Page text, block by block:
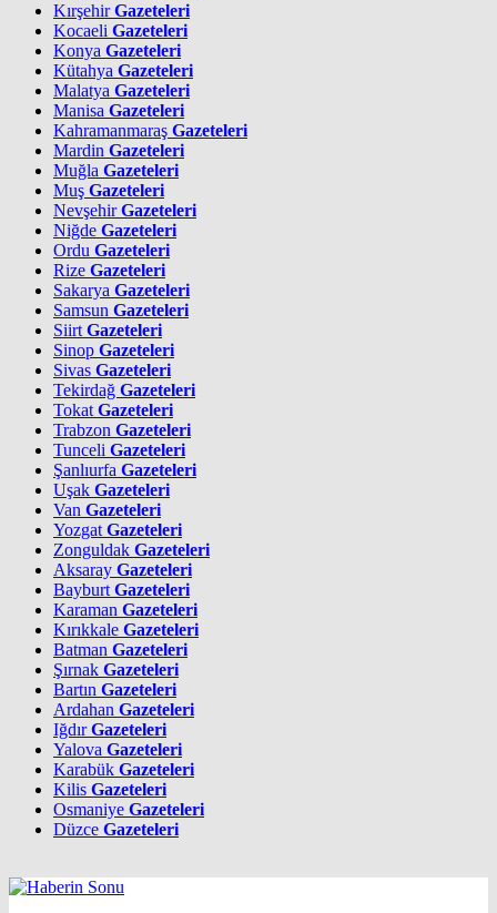
KırşehirGazeteleri
Kocaeli Gazeteleri
Konya Gazeteleri
Kütahya Gazeteleri
Malatya Gazeteleri
Manisa Gazeteleri
Kahramanmaraş Gazeteleri
Mardin Gazeteleri
Muğla Gazeteleri
Muş Gazeteleri
NevşehirGazeteleri
Niğde Gazeteleri
Ordu Gazeteleri
Rize Gazeteleri
Sakarya Gazeteleri
Samsun Gazeteleri
Siirt Gazeteleri
Sinop Gazeteleri
Sivas Gazeteleri
Tekirdağ Gazeteleri
Tokat Gazeteleri
Trabzon Gazeteleri
Tunceli Gazeteleri
Şanlıurfa Gazeteleri
Uşak Gazeteleri
Van Gazeteleri
Yozgat Gazeteleri
Zonguldak Gazeteleri
Aksaray Gazeteleri
Bayburt Gazeteleri
Karaman Gazeteleri
Kırıkkale Gazeteleri
Batman Gazeteleri
Şırnak Gazeteleri
Bartın Gazeteleri
Ardahan Gazeteleri
IğdırGazeteleri
Yalova Gazeteleri
Karabük Gazeteleri
Kilis Gazeteleri
Osmaniye Gazeteleri
Düzce Gazeteleri